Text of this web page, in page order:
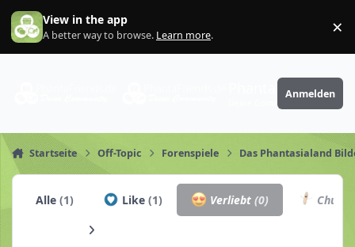
Zum Inhalt springen
View in the app
A better way to browse. Learn more. ×
PhantaFriends.de
Anmelden
Startseite Off-Topic Forenspiele Das Phantasialand
Alle(1) Like (1) Verliebt(0)